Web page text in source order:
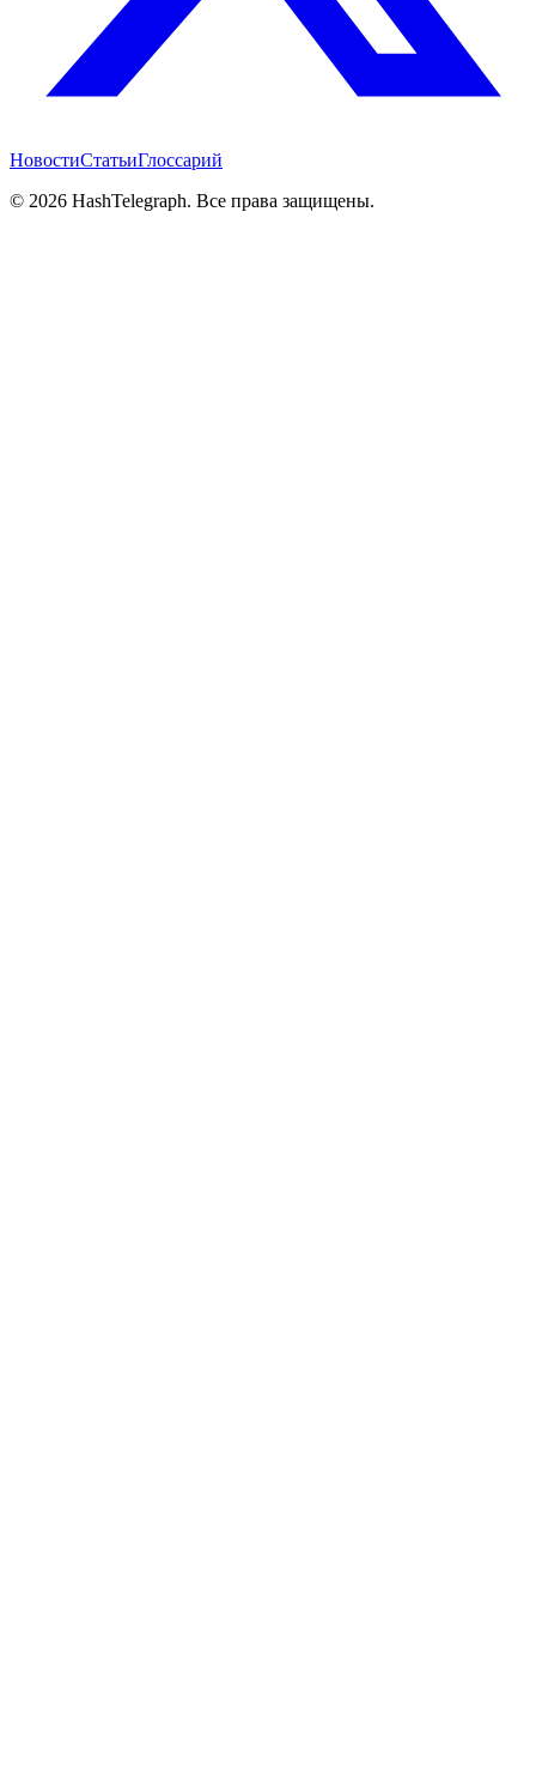
НовостиСтатьиГлоссарий
© 2026 HashTelegraph. Все права защищены.